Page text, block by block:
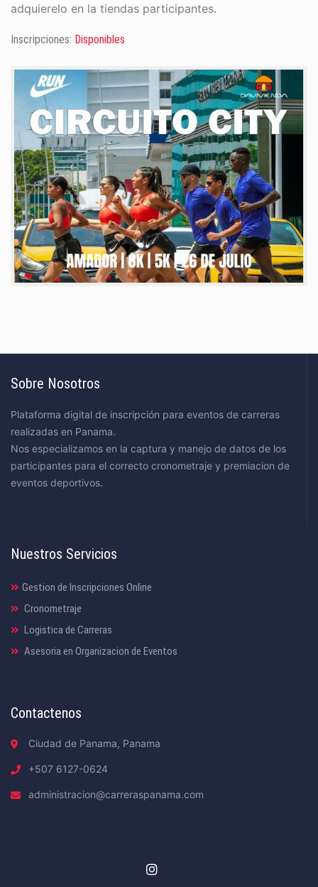
adquierelo en la tiendas participantes.
Inscripciones: Disponibles
Sobre Nosotros
Plataforma digital de inscripción para eventos de carreras
realizadas en Panama.
Nos especializamos en la captura y manejo de datos de los
participantes para el correcto cronometraje y premiacion de
eventos deportivos.
Nuestros Servicios
Gestion de Inscripciones Online
Cronometraje
Logistica de Carreras
Asesoria en Organizacion de Eventos
Contactenos
Ciudad de Panama, Panama
+507 6127-0624
administracion@carreraspanama.com